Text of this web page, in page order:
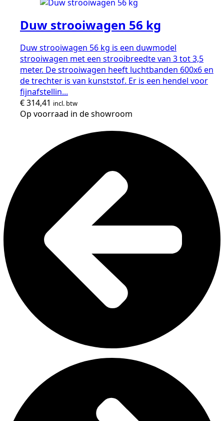
Duw strooiwagen 56 kg
Duw strooiwagen 56 kg is een duwmodel
strooiwagen met een strooibreedte van 3 tot 3,5
meter. De strooiwagen heeft luchtbanden 600x6 en
de trechter is van kunststof. Er is een hendel voor
fijnafstellin...
€314,41 incl. btw
Op voorraad in de showroom